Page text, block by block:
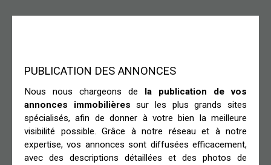
PUBLICATION DES ANNONCES
Nous nous chargeons de la publication de vos
annonces immobilières sur les plus grands sites
spécialisés, afin de donner à votre bien la meilleure
visibilité possible. Grâce à notre réseau et à notre
expertise, vos annonces sont diffusées efficacement,
avec des descriptions détaillées et des photos de